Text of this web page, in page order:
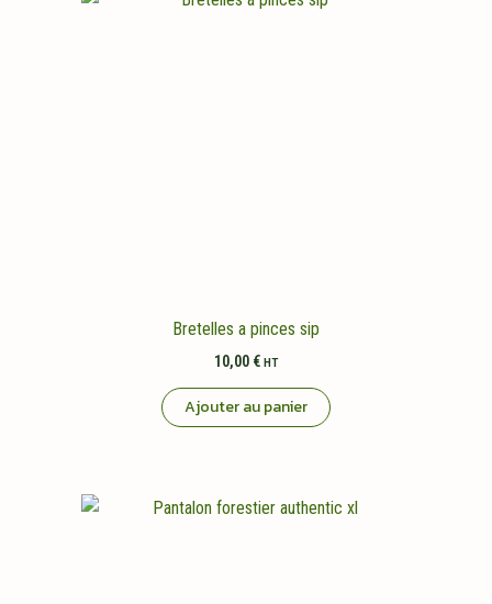
Bretelles a pinces sip
10,00 € HT
Ajouter au panier